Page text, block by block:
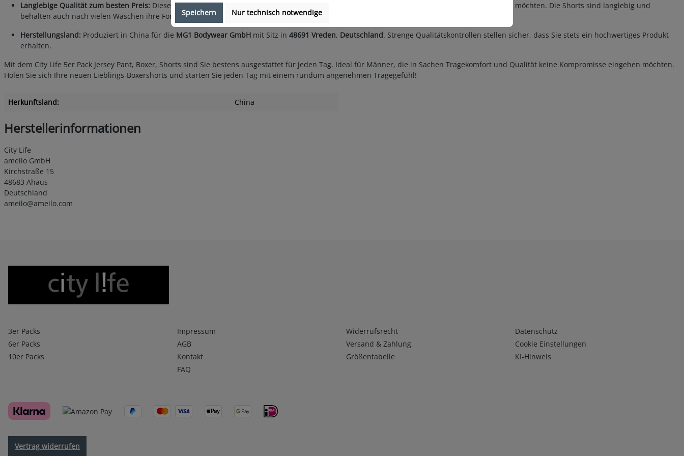
Langlebige Qualität zum besten Preis: Dieses 5er Pack von City Life ist die perfekte Wahl für alle, die auf Qualität achten und gleichzeitig sparen möchten. Die Shorts sind langlebig und
behalten auch nach vielen Wäschen ihre Form und ihren Komfort.
Herstellungsland: Produziert in China für die MG1 Bodywear GmbH mit Sitz in 48691 Vreden, Deutschland. Strenge Qualitätskontrollen stellen sicher, dass Sie stets ein hochwertiges Produkt
erhalten.
Mit dem City Life 5er Pack Jersey Pant, Boxer, Shorts sind Sie bestens ausgestattet für jeden Tag. Ideal für Männer, die in Sachen Tragekomfort und Qualität keine Kompromisse eingehen möchten.
Holen Sie sich Ihre neuen Lieblings-Boxershorts und starten Sie jeden Tag mit einem rundum angenehmen Tragegefühl!
Herkunftsland: China
Herstellerinformationen
City Life
ameilo GmbH
Kirchstraße 15
48683 Ahaus
Deutschland
ameilo@ameilo.com
Boxershorts
3er Packs
6er Packs
10er Packs
Infos 1
Impressum
AGB
Kontakt
FAQ
Infos 2
Widerrufsrecht
Versand & Zahlung
Größentabelle
Infos 3
Datenschutz
Cookie Einstellungen
KI-Hinweis
Vertrag widerrufen
Speichern Nur technisch notwendige